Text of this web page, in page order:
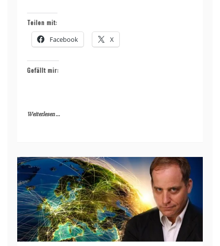
Teilen mit:
Facebook X
Gefällt mir:
Weiterlesen ...